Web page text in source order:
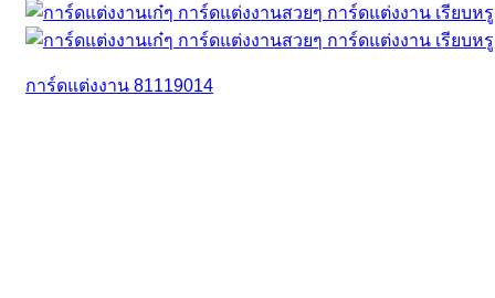
การ์ดแต่งงาน 81119014